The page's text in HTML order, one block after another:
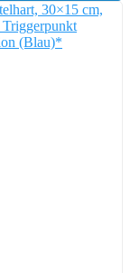
30×15 cm,
Triggerpunkt
(Blau)*